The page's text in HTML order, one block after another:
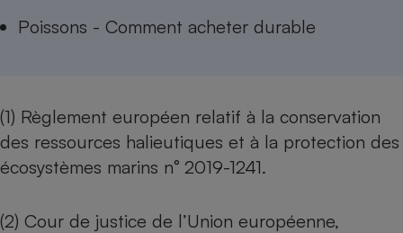
Poissons - Comment acheter durable
(1) Règlement européen relatif à la conservation
des ressources halieutiques et à la protection des
écosystèmes marins n° 2019-1241.
(2) Cour de justice de l’Union européenne,